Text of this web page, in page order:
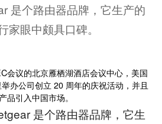
是个路由器品牌，它生产的
家眼中颇具口碑。
议的北京雁栖湖酒店会议中心，美国
办公司创立 20 周年的庆祝活动，并且
品引入中国市场。
是个路由器品牌，它生